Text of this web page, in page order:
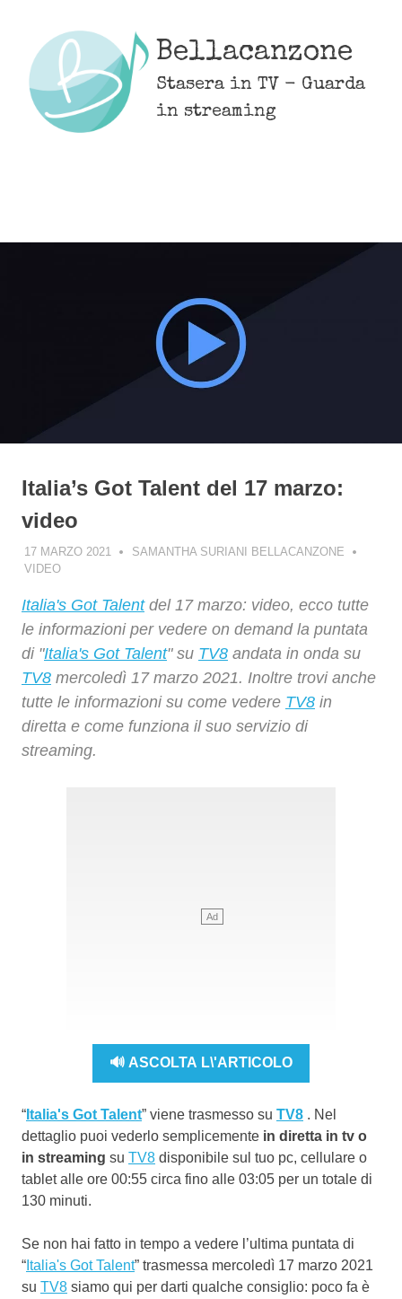
content
Bellacanzone
Stasera in TV - Guarda
in streaming
Italia’s Got Talent del 17 marzo:
video
17 MARZO 2021
SAMANTHA SURIANI BELLACANZONE
VIDEO
Italia's Got Talentdel 17 marzo: video, ecco tutte
le informazioni per vedere on demand la puntata
di "Italia's Got Talent" su TV8 andata in onda su
TV8 mercoledì 17 marzo 2021. Inoltre trovi anche
tutte le informazioni su come vedere TV8 in
diretta e come funziona il suo servizio di
streaming.
🔊 ASCOLTA L\'ARTICOLO
“ Italia's Got Talent” viene trasmesso su TV8 . Nel
dettaglio puoi vederlo semplicemente in diretta in tv o
in streaming su TV8 disponibile sul tuo pc, cellulare o
tablet alle ore 00:55 circa fino alle 03:05 per un totale di
130 minuti.
Se non hai fatto in tempo a vedere l’ultima puntata di
“ Italia's Got Talent” trasmessa mercoledì 17 marzo 2021
su TV8 siamo qui per darti qualche consiglio: poco fa è